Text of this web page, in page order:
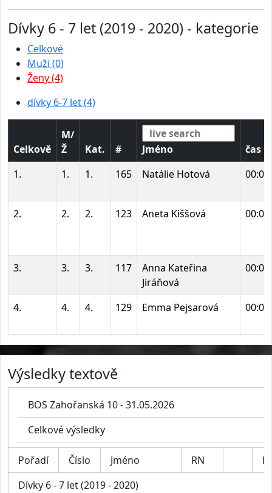
Dívky 6 - 7 let (2019 - 2020) - kategorie
Celkové
Muži (0)
Ženy (4)
dívky 6-7 let (4)
Celkově
M/
Ž
Kat. # Jméno
čas
1.
1. 1. 165 Natálie Hotová
2. 2. 2. 123 Aneta Kiššová
3. 3. 3. 117
Anna Kateřina
Jiráňová
4. 4. 4. 129 Emma Pejsarová
Výsledky textově
BOS Zahořanská 10 - 31.05.2026
Celkové výsledky
Pořadí Číslo Jméno RN
Dívky 6 - 7 let (2019 - 2020)